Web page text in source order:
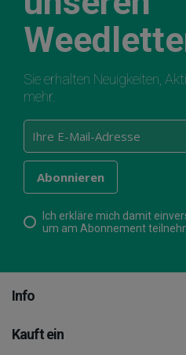
Sie erhalten Neuigkeiten,
mehr.
Ich erkläre mich damit
um am Abonnement
Info
Kauft ein